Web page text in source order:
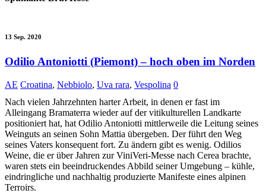
13 Sep. 2020
Odilio Antoniotti (Piemont) – hoch oben im Norden
AE Croatina, Nebbiolo, Uva rara, Vespolina 0
Nach vielen Jahrzehnten harter Arbeit, in denen er fast im
Alleingang Bramaterra wieder auf der vitikulturellen Landkarte
positioniert hat, hat Odilio Antoniotti mittlerweile die Leitung seines
Weinguts an seinen Sohn Mattia übergeben. Der führt den Weg
seines Vaters konsequent fort. Zu ändern gibt es wenig. Odilios
Weine, die er über Jahren zur ViniVeri-Messe nach Cerea brachte,
waren stets ein beeindruckendes Abbild seiner Umgebung – kühle,
eindringliche und nachhaltig produzierte Manifeste eines alpinen
Terroirs.